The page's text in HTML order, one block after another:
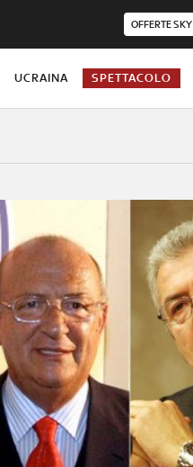
OFFERTE SKY
UCRAINA SPETTACOLO